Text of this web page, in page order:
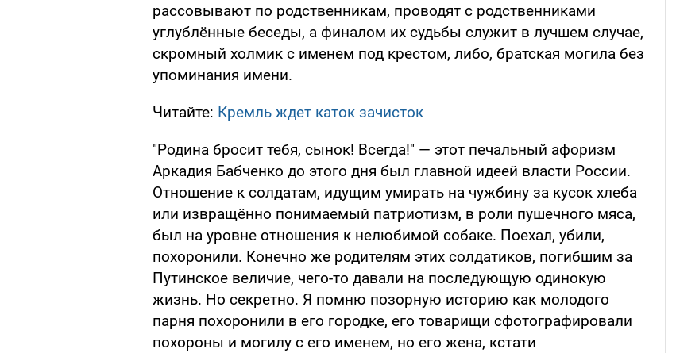
рассовывают по родственникам, проводят с родственниками
углублённые беседы, а финалом их судьбы служит в лучшем случае,
скромный холмик с именем под крестом, либо, братская могила без
упоминания имени.
Читайте: Кремль ждет каток зачисток
"Родина бросит тебя, сынок! Всегда!" — этот печальный афоризм
Аркадия Бабченко до этого дня был главной идеей власти России.
Отношение к солдатам, идущим умирать на чужбину за кусок хлеба
или извращённо понимаемый патриотизм, в роли пушечного мяса,
был на уровне отношения к нелюбимой собаке. Поехал, убили,
похоронили. Конечно же родителям этих солдатиков, погибшим за
Путинское величие, чего-то давали на последующую одинокую
жизнь. Но секретно. Я помню позорную историю как молодого
парня похоронили в его городке, его товарищи сфотографировали
похороны и могилу с его именем, но его жена, кстати